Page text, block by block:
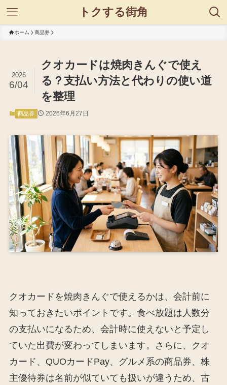
トクする街角
ホーム 商品券
クオカードは焼肉きんぐで使え
る？支払い方法と代わりの使い道
を整理
2026
6/04
商品券 2026年6月27日
クオカードを焼肉きんぐで使えるかは、会計前に
知っておきたいポイントです。食べ放題は人数分
の支払いになるため、会計時に使えないと予定し
ていた出費が変わってしまいます。さらに、クオ
カード、QUOカードPay、グルメ系の商品券、株
主優待券は名前が似ていても扱いが違うため、古